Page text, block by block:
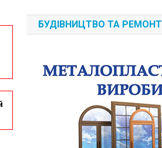
БУДІВНИЦТВО ТА РЕМОНТ